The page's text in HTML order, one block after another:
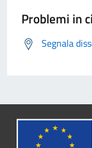
Problemi in
Segnala